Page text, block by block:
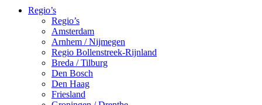
Regio’s
Regio’s
Amsterdam
Arnhem / Nijmegen
Regio Bollenstreek-Rijnland
Breda / Tilburg
Den Bosch
Den Haag
Friesland